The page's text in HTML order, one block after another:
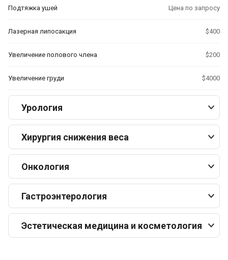
Подтяжка ушей Цена по запросу
Лазерная липосакция $400
Увеличение полового члена $200
Увеличение груди $4000
Урология
Хирургия снижения веса
Онкология
Гастроэнтерология
Эстетическая медицина и косметология